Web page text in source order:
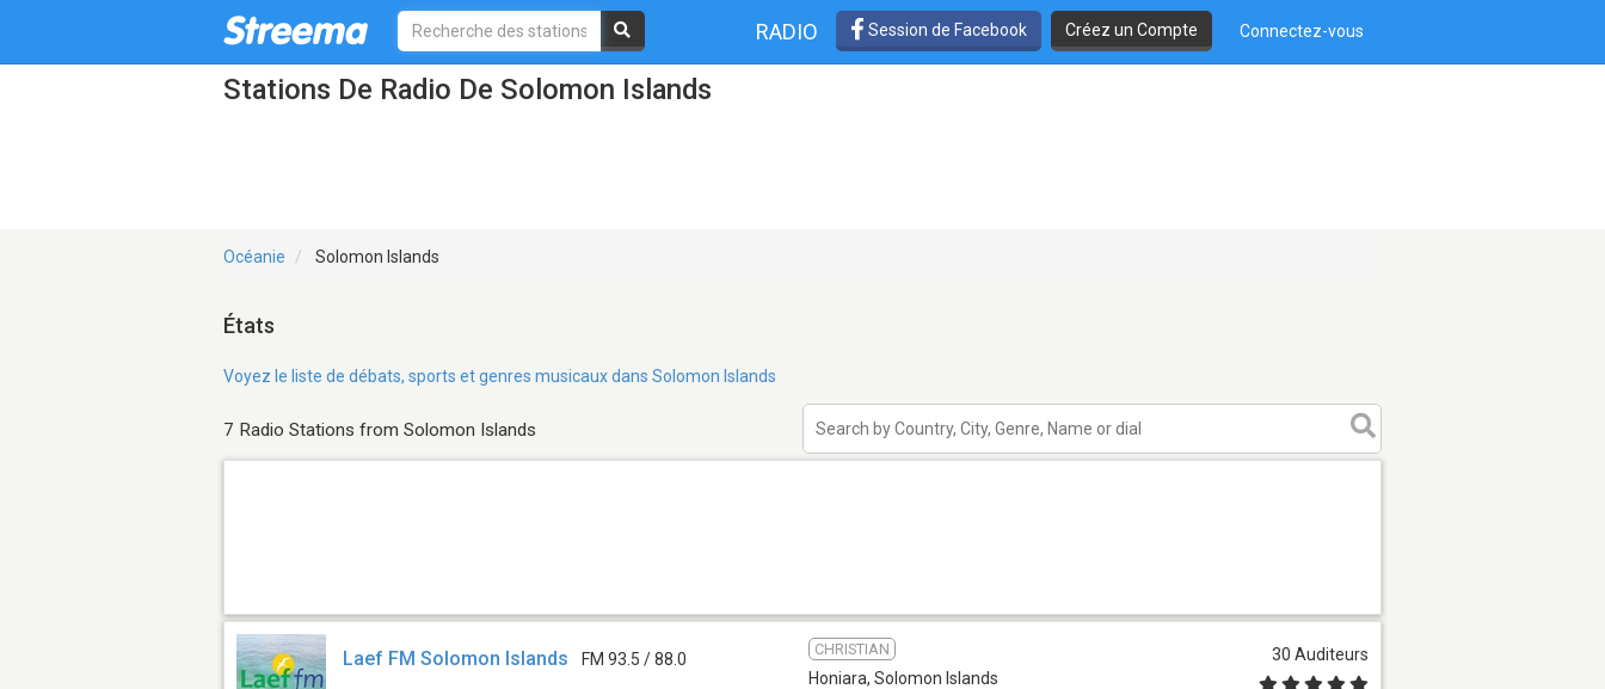
RADIO Session de Facebook Créez un Compte Connectez-vous
Stations De Radio De Solomon Islands
Océanie Solomon Islands
États
Voyez le liste de débats, sports et genres musicaux dans Solomon Islands
7 Radio Stations from Solomon Islands
Laef FM Solomon Islands FM 93.5 / 88.0
CHRISTIAN
Honiara, Solomon Islands
30 Auditeurs